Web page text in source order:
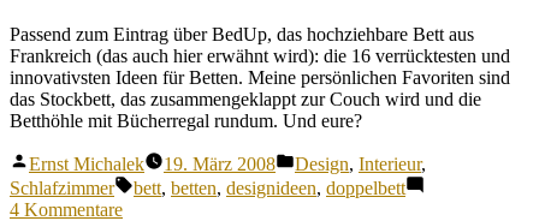
Passend zum Eintrag über BedUp, das hochziehbare Bett aus
Frankreich (das auch hier erwähnt wird): die 16 verrücktesten und
innovativsten Ideen für Betten. Meine persönlichen Favoriten sind
das Stockbett, das zusammengeklappt zur Couch wird und die
Betthöhle mit Bücherregal rundum. Und eure?
Veröffentlicht
von
Ernst Michalek 19. März 2008
Veröffentlicht
unter
Design, Interieur,
Schlafzimmer
Schlagwörter:
bett, betten, designideen, doppelbett
4 Kommentarezu